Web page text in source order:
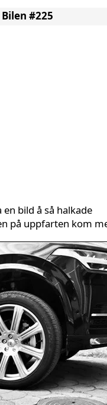
#225
bild å så halkade
på uppfarten kom